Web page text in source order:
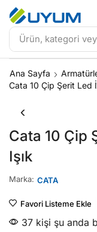
Ürün, kategori
Ana Sayfa
Cata 10 Çip Şerit Led
Cata 10 Çip
Işık
Marka: CATA
Favori Listeme Ekle
37 kişi şu anda